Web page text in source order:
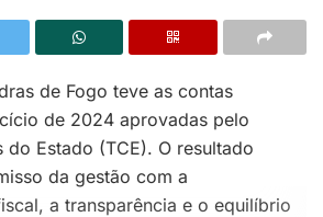
de Fogo teve as contas
de 2024 aprovadas pelo
do Estado (TCE). O resultado
da gestão com a
a transparência e o equilíbrio